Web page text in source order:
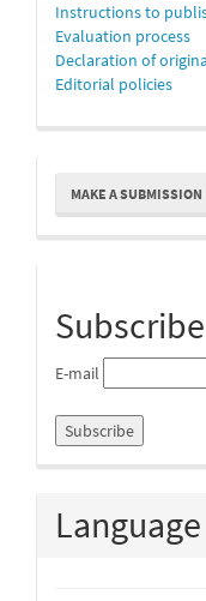
Instructions to
Evaluation process
Declaration of
Editorial policies
MakeMAKE A SUBMISSION
E-mail
Language